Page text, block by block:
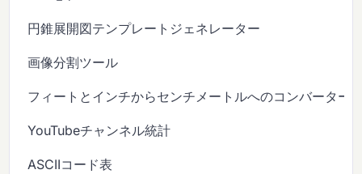
円錐展開図テンプレートジェネレーター
画像分割ツール
フィートとインチからセンチメートルへのコンバーター
YouTubeチャンネル統計
ASCIIコード表